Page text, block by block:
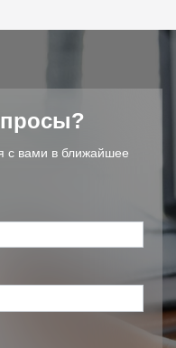
с вами в ближайшее